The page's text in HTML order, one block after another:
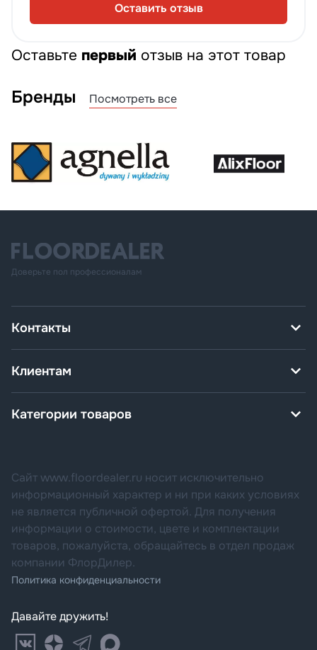
Оставить отзыв
Оставьте первый отзыв на этот товар
Бренды Посмотреть все
Доверьте пол профессионалам
Давайте дружить!
Категории товаров
Клиентам
Контакты
Политика конфиденциальности
Сайт www.floordealer.ru носит исключительно
информационный характер и ни при каких условиях
не является публичной офертой. Для получения
информации о стоимости, цвете и комплектации
товаров, пожалуйста, обращайтесь в отдел продаж
компании ФлорДилер.